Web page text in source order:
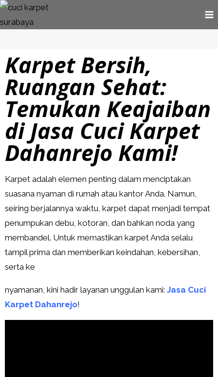
Karpet Bersih,
Ruangan Sehat:
Temukan Keajaiban
di Jasa Cuci Karpet
Dahanrejo Kami!
Karpet adalah elemen penting dalam menciptakan
suasana nyaman di rumah atau kantor Anda. Namun,
seiring berjalannya waktu, karpet dapat menjadi tempat
penumpukan debu, kotoran, dan bahkan noda yang
membandel. Untuk memastikan karpet Anda selalu
tampil prima dan memberikan keindahan, kebersihan,
serta ke
nyamanan, kini hadir layanan unggulan kami: Jasa Cuci
Karpet Dahanrejo!